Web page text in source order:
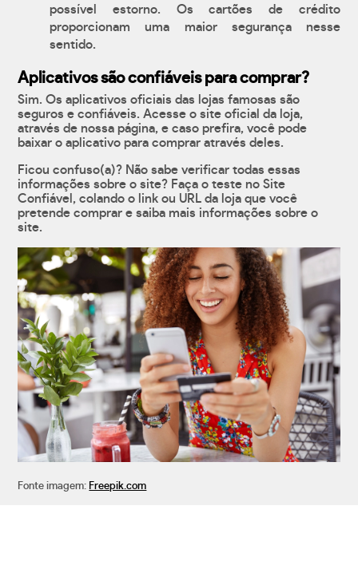
possível estorno. Os cartões de crédito
proporcionam uma maior segurança nesse
sentido.
Aplicativos são confiáveis para comprar?
Sim. Os aplicativos oficiais das lojas famosas são
seguros e confiáveis. Acesse o site oficial da loja,
através de nossa página, e caso prefira, você pode
baixar o aplicativo para comprar através deles.
Ficou confuso(a)? Não sabe verificar todas essas
informações sobre o site? Faça o teste no Site
Confiável, colando o link ou URL da loja que você
pretende comprar e saiba mais informações sobre o
site.
Fonte imagem: Freepik.com